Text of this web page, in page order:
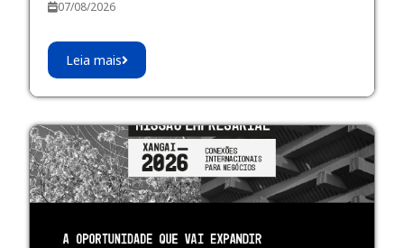
07/08/2026
Leia mais